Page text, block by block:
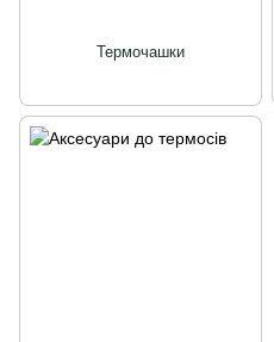
Термочашки